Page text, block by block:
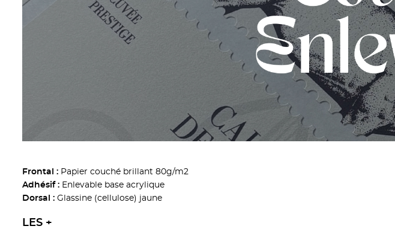
Frontal : Papier couché brillant 80g/m2
Adhésif : Enlevable base acrylique
Dorsal : Glassine (cellulose) jaune
LES +